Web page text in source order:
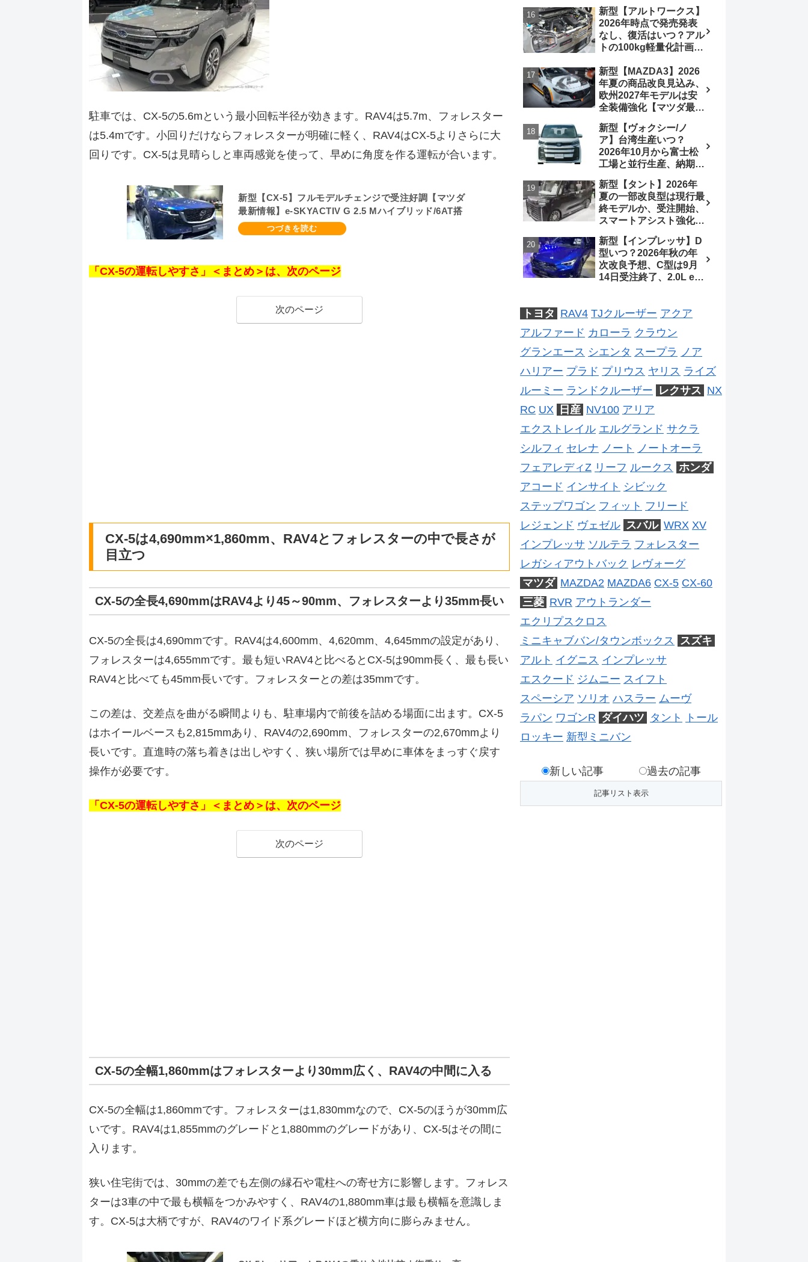
駐車では、CX-5の5.6mという最小回転半径が効きます。RAV4は5.7m、フォレスター
は5.4mです。小回りだけならフォレスターが明確に軽く、RAV4はCX-5よりさらに大
回りです。CX-5は見晴らしと車両感覚を使って、早めに角度を作る運転が合います。
新型【CX-5】フルモデルチェンジで受注好調【マツダ
最新情報】e-SKYACTIV G 2.5 Mハイブリッド/6AT搭
載、マツダ製2.5L SKYACTIV-Z ハイブリッド搭載車は
2027年予想
「CX-5の運転しやすさ」＜まとめ＞は、次のページ
次のページ
CX-5は4,690mm×1,860mm、RAV4とフォレスターの中で長さが
目立つ
CX-5の全長4,690mmはRAV4より45～90mm、フォレスターより35mm長い
CX-5の全長は4,690mmです。RAV4は4,600mm、4,620mm、4,645mmの設定があり、
フォレスターは4,655mmです。最も短いRAV4と比べるとCX-5は90mm長く、最も長い
RAV4と比べても45mm長いです。フォレスターとの差は35mmです。
この差は、交差点を曲がる瞬間よりも、駐車場内で前後を詰める場面に出ます。CX-5
はホイールベースも2,815mmあり、RAV4の2,690mm、フォレスターの2,670mmより
長いです。直進時の落ち着きは出しやすく、狭い場所では早めに車体をまっすぐ戻す
操作が必要です。
「CX-5の運転しやすさ」＜まとめ＞は、次のページ
次のページ
CX-5の全幅1,860mmはフォレスターより30mm広く、RAV4の中間に入る
CX-5の全幅は1,860mmです。フォレスターは1,830mmなので、CX-5のほうが30mm広
いです。RAV4は1,855mmのグレードと1,880mmのグレードがあり、CX-5はその間に
入ります。
狭い住宅街では、30mmの差でも左側の縁石や電柱への寄せ方に影響します。フォレス
ターは3車の中で最も横幅をつかみやすく、RAV4の1,880mm車は最も横幅を意識しま
す。CX-5は大柄ですが、RAV4のワイド系グレードほど横方向に膨らみません。
米ローグe-POWERは
2026年後半投入へ
新型【アルトワークス】
2026年時点で発売発表
なし、復活はいつ？アル
トの100kg軽量化計画は
処、5MTターボとアルト
スピリットに期待【スズ
キ最新情報】
新型【MAZDA3】2026
年夏の商品改良見込み、
欧州2027年モデルは安
全装備強化【マツダ最新
ジは2028年以降予想
新型【ヴォクシー/ノ
ア】台湾生産いつ？
2026年10月から富士松
工場と並行生産、納期短
2026年5月6日マイナー
チェンジ、価格 NOAH
326万1500円、VOXY
375万1000円、特別仕様
車 WxBと煌の追加に期
待、S-Zに12.3インチメ
ーター
新型【タント】2026年
夏の一部改良型は現行最
終モデルか、受注開始、
スマートアシスト強化と
フルモデルチェンジ予想
【ダイハツ最新情報】
新型【インプレッサ】D
型いつ？2026年秋の年
次改良予想、C型は9月
14日受注終了、2.0L e-
予想【スバル最新情報】
トヨタ RAV4 TJクルーザー アクア
アルファード カローラ クラウン
グランエース シエンタ スープラ
ノア
ハリアー プラド プリウス ヤリス ライズ
ルーミー ランドクルーザー レクサス NX
RC UX 日産 NV100 アリア
エクストレイル エルグランド サクラ
シルフィ セレナ ノート
ノートオーラ
フェアレディZ リーフ ルークス ホンダ
アコード インサイト シビック
ステップワゴン フィット フリード
レジェンド ヴェゼル スバル WRX XV
インプレッサ ソルテラ フォレスター
レガシィアウトバック レヴォーグ
マツダ MAZDA2 MAZDA6 CX-5 CX-60
三菱 RVR アウトランダー
エクリプスクロス
ミニキャブバン/タウンボックス
スズキ
アルト イグニス インプレッサ
エスクード ジムニー スイフト
スペーシア ソリオ ハスラー ムーヴ
ラパン ワゴンR ダイハツ タント
トール
ロッキー 新型ミニバン
新しい記事 過去の記事